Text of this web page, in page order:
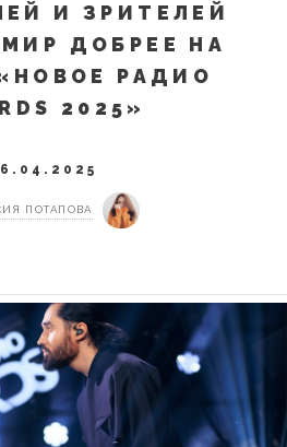
И ЗРИТЕЛЕЙ
ДОБРЕЕ НА
РАДИО
2025»
ПОТАПОВА